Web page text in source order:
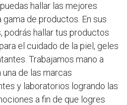
hallar las mejores
de productos. En sus
hallar tus productos
el cuidado de la piel, geles
Trabajamos mano a
de las marcas
y laboratorios logrando las
a fin de que logres